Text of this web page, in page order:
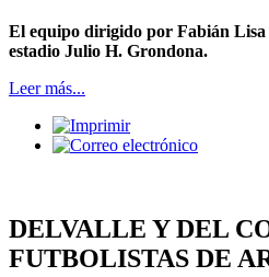
El equipo dirigido por Fabián Lisa
estadio Julio H. Grondona.
Leer más...
DELVALLE Y DEL
FUTBOLISTAS DE